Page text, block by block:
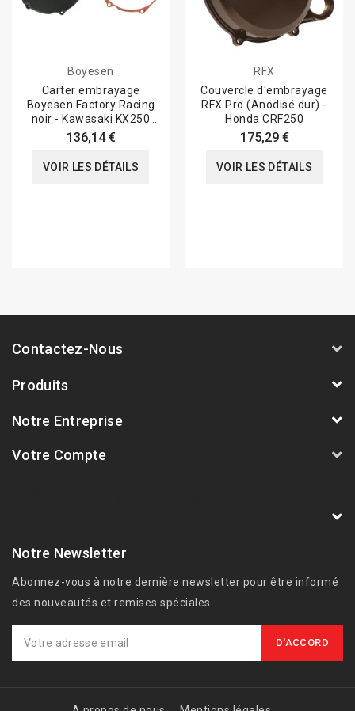
Boyesen
Carter embrayage
Boyesen Factory Racing
noir - Kawasaki KX250
1993-2002
136,14 €
VOIR LES DÉTAILS
RFX
Couvercle d'embrayage
RFX Pro (Anodisé dur) -
Honda CRF250
175,29 €
VOIR LES DÉTAILS
Contactez-Nous
Produits
Notre Entreprise
Votre Compte
Notre Newsletter
Abonnez-vous à notre dernière newsletter pour être informé
des nouveautés et remises spéciales.